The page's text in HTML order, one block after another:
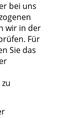
bei uns
wir in der
Für
Sie das